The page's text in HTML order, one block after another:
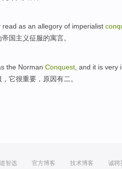
read as an allegory of imperialist
国主义征服的寓言。
the Norman Conquest , and it is very
， 它很重要 ，原因有二。
智选 官方博客 技术博客 诚聘